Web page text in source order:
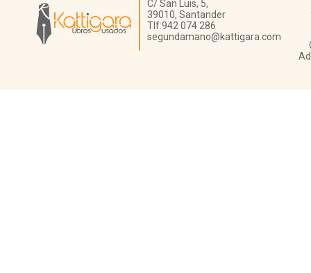
C/ San Luis, 5,
39010, Santander
Tlf:942 074 286
segundamano@kattigara.com